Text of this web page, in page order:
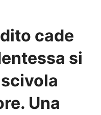
cade
si
Una